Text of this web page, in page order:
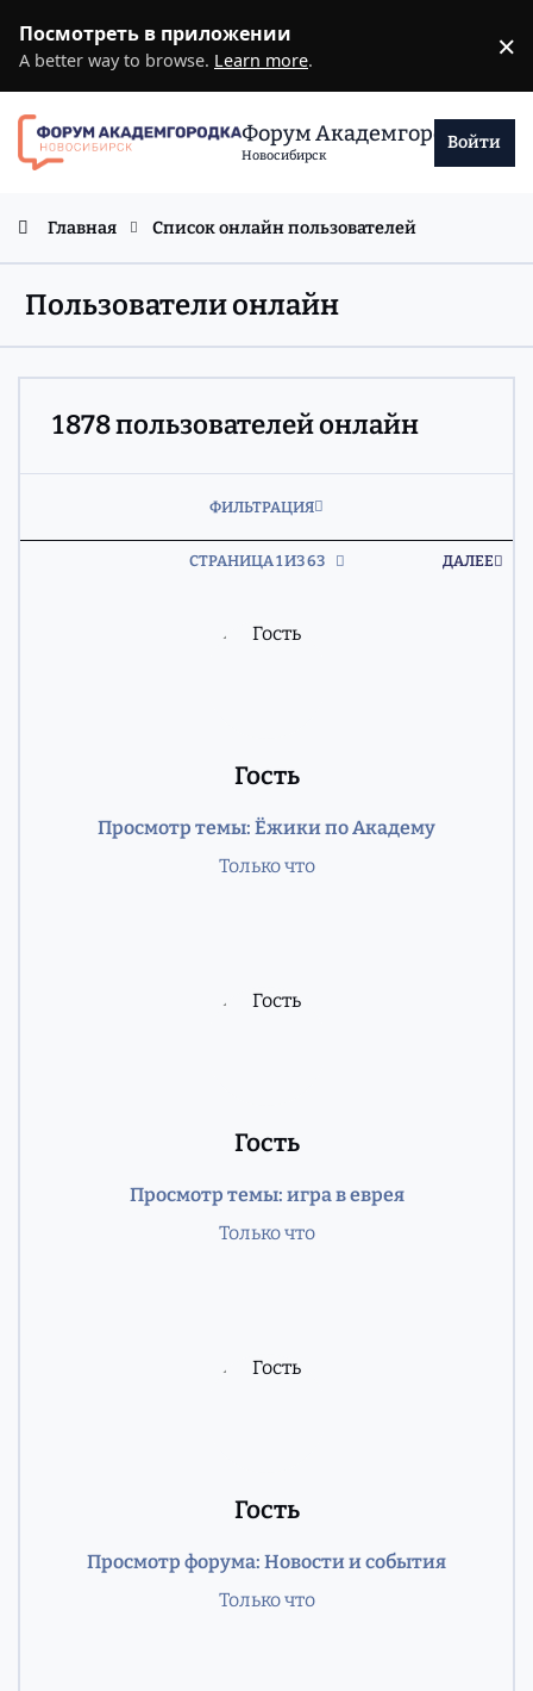
Посмотреть в приложении
A better way to browse. Learn more. ×
Форум Академгородка
Новосибирск
Войти
Главная Список онлайн пользователей
Пользователи онлайн
1 878 пользователей онлайн
ДАЛЕЕ
СТРАНИЦА 1 ИЗ 63
ФИЛЬТРАЦИЯ
Гость
Просмотр темы: Ёжики по Академу
Только что
Гость
Просмотр темы: игра в еврея
Только что
Гость
Просмотр форума: Новости и события
Только что